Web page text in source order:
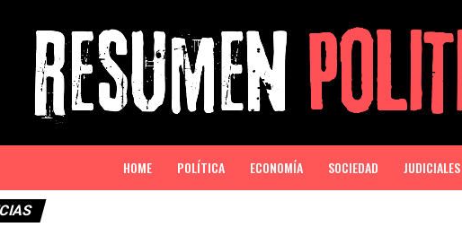
HOME POLÍTICA ECONOMÍA SOCIEDAD JUDICIALES